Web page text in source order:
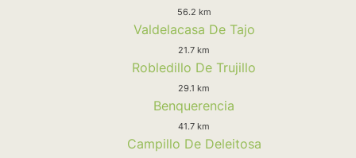
56.2 km
Valdelacasa De Tajo
21.7 km
Robledillo De Trujillo
29.1 km
Benquerencia
41.7 km
Campillo De Deleitosa